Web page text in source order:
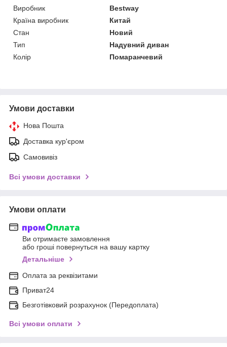
Виробник
Bestway
Країна виробник
Китай
Стан
Новий
Тип
Надувний диван
Колір
Помаранчевий
Умови доставки
Нова Пошта
Доставка кур'єром
Самовивіз
Всі умови доставки
Умови оплати
Ви отримаєте замовлення
або гроші повернуться на вашу картку
Детальніше
Оплата за реквізитами
Приват24
Безготівковий розрахунок (Передоплата)
Всі умови оплати